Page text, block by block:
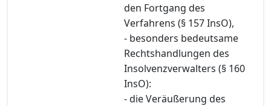
den Fortgang des
Verfahrens (§ 157 InsO),
- besonders bedeutsame
Rechtshandlungen des
Insolvenzverwalters (§ 160
InsO):
- die Veräußerung des